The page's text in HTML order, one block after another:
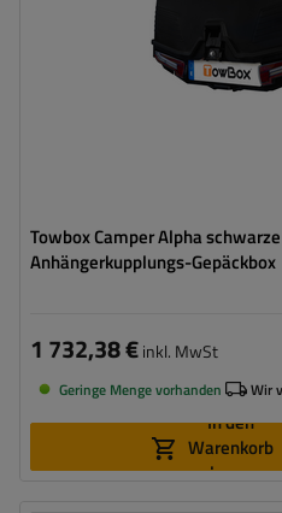
Towbox Camper Alpha
Anhängerkupplungs-Gepäckbox
1 732,38 €inkl. MwSt
Geringe Menge vorhanden Wir
In den
Warenkorb
legen